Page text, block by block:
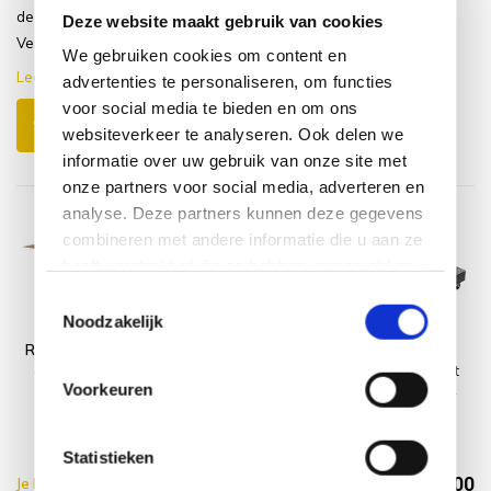
Deze website maakt gebruik van cookies
We gebruiken cookies om content en
advertenties te personaliseren, om functies
voor social media te bieden en om ons
websiteverkeer te analyseren. Ook delen we
informatie over uw gebruik van onze site met
onze partners voor social media, adverteren en
analyse. Deze partners kunnen deze gegevens
combineren met andere informatie die u aan ze
Noodzakelijk
Voorkeuren
Statistieken
de binnenzijde te monteren.
Verder fi...
Lees meer
Schrijf je eigen review
Riva parasol 400
parasolvoet
40 kg met 4
wielen
Je bespaart €17.95,- €343,00